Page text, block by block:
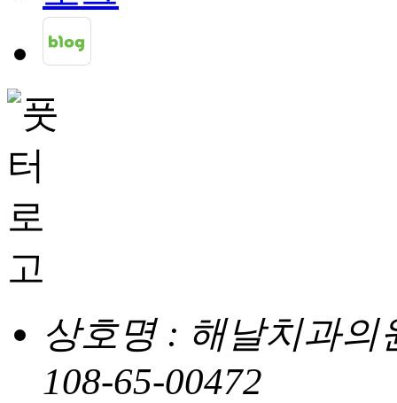
상호명 : 해날치과
108-65-00472